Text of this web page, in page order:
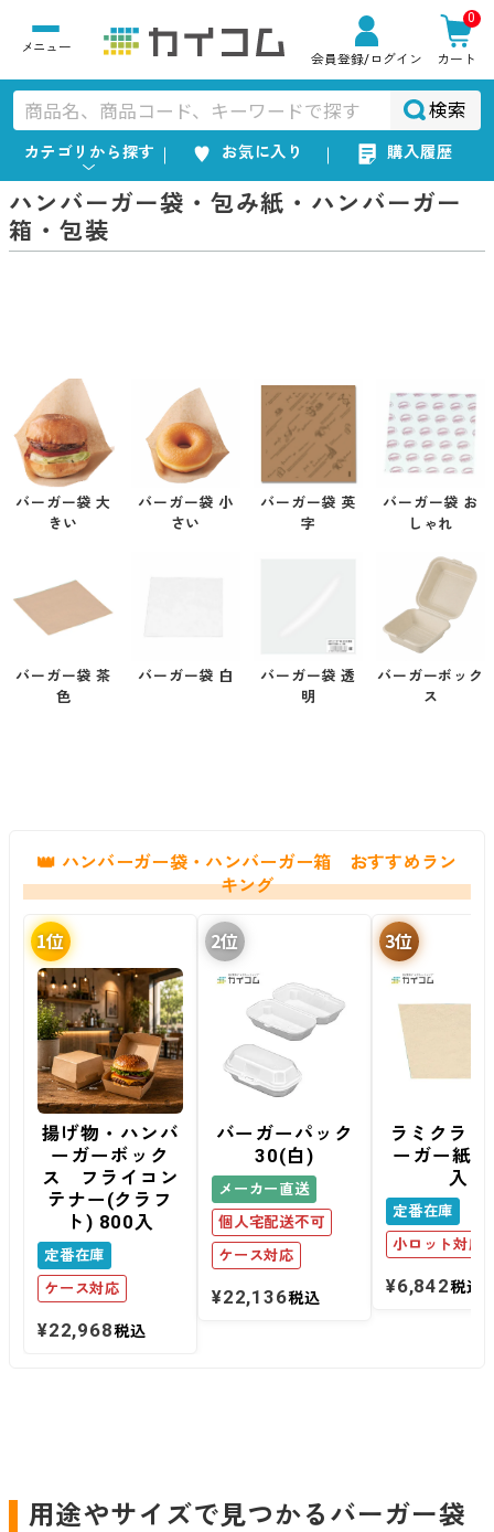
会員登録/ログイン
0
カート
検索
カテゴリから探す お気に入り 購入履歴
ハンバーガー袋・包み紙・ハンバーガー
箱・包装
バーガー袋 大
きい
バーガー袋 小
さい
バーガー袋 英
字
バーガー袋 お
しゃれ
バーガー袋 茶
色
バーガー袋 白
バーガー袋 透
明
バーガーボック
ス
ハンバーガー袋・ハンバーガー箱 おすすめラン
キング
揚げ物・ハンバ
ーガーボック
ス フライコン
テナー(クラフ
ト) 800入
定番在庫
ケース対応
¥22,968税込
バーガーパック
30(白)
メーカー直送
個人宅配送不可
ケース対応
¥22,136税込
ラミクラフ
ーガー紙
入
定番在庫
小ロット対応
¥6,842税込
用途やサイズで見つかるバーガー袋